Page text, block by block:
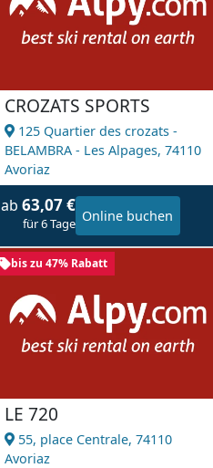
CROZATS SPORTS
125 Quartier des crozats -
BELAMBRA - Les Alpages, 74110
Avoriaz
ab 63,07 €
für 6 Tage Online buchen
bis zu 47% Rabatt
LE 720
55, place Centrale, 74110
Avoriaz